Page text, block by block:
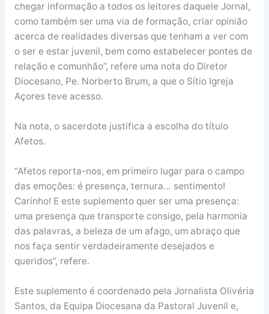
chegar informação a todos os leitores daquele Jornal,
como também ser uma via de formação, criar opinião
acerca de realidades diversas que tenham a ver com
o ser e estar juvenil, bem como estabelecer pontes de
relação e comunhão”, refere uma nota do Diretor
Diocesano, Pe. Norberto Brum, a que o Sítio Igreja
Açores teve acesso.
Na nota, o sacerdote justifica a escolha do título
Afetos.
“Afetos reporta-nos, em primeiro lugar para o campo
das emoções: é presença, ternura… sentimento!
Carinho! E este suplemento quer ser uma presença:
uma presença que transporte consigo, pela harmonia
das palavras, a beleza de um afago, um abraço que
nos faça sentir verdadeiramente desejados e
queridos”, refere.
Este suplemento é coordenado pela Jornalista Olivéria
Santos, da Equipa Diocesana da Pastoral Juvenil e,